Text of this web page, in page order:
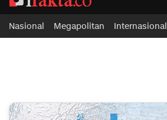
ifakta.co
#pastibenar
Nasional Megapolitan Internasional